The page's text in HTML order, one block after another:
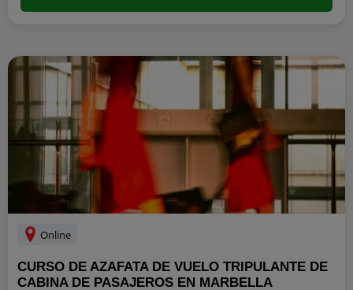
Online
CURSO DE AZAFATA DE VUELO TRIPULANTE DE
CABINA DE PASAJEROS EN MARBELLA